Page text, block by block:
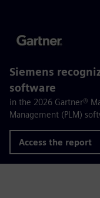
Siemens
software
in the 2026 Gartner®
Management (PLM)
Access the report